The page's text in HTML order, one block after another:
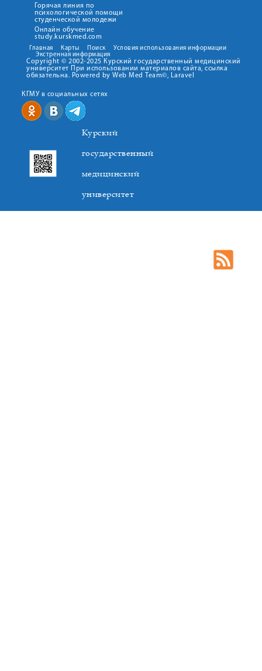
Горячая линия по
психологической помощи
студенческой молодежи
Онлайн обучение
study.kurskmed.com
Главная Карты Поиск
Условия использования информации
Экстренная информация
Copyright © 2002-2025 Курский государственный медицинский
университет При использовании материалов сайта, ссылка
обязательна. Powered by Web Med Team©, Laravel
КГМУ в социальных сетях
Курский
государственный
медицинский
университет